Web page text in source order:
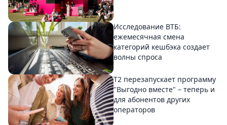
Исследование ВТБ:
ежемесячная смена
категорий кешбэка создает
волны спроса
Т2 перезапускает программу
"Выгодно вместе" – теперь и
для абонентов других
операторов